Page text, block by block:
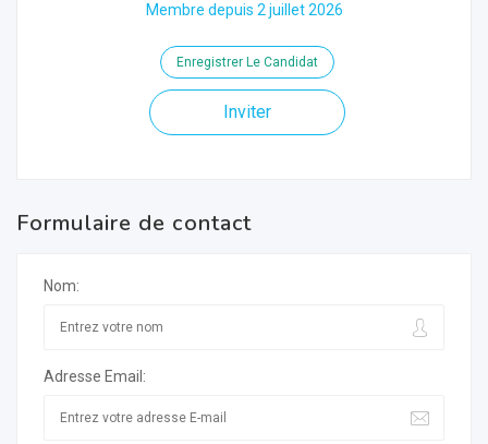
Membre depuis 2 juillet 2026
Enregistrer Le Candidat
Inviter
Formulaire de contact
Nom:
Adresse Email: